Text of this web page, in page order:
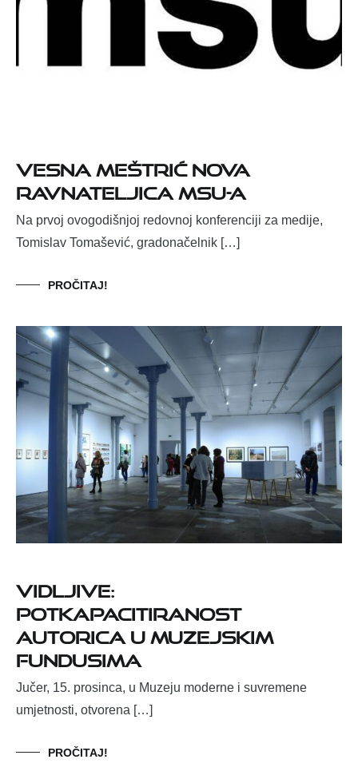
Vesna Meštrić nova
ravnateljica MSU-a
Na prvoj ovogodišnjoj redovnoj konferenciji za medije,
Tomislav Tomašević, gradonačelnik […]
PROČITAJ!
Vidljive:
potkapacitiranost
autorica u muzejskim
fundusima
Jučer, 15. prosinca, u Muzeju moderne i suvremene
umjetnosti, otvorena […]
PROČITAJ!